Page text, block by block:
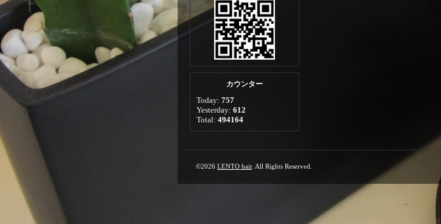
カウンター
Today: 757
Yesterday: 612
Total: 494164
©2026 LENTO hair. All Rights Reserved.